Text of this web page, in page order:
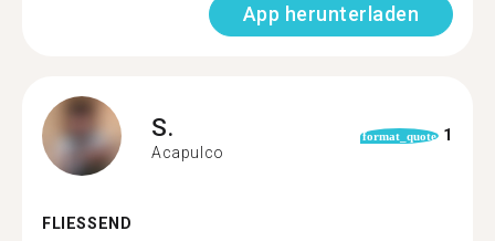
App herunterladen
S.
Acapulco
format_quote 1
FLIESSEND